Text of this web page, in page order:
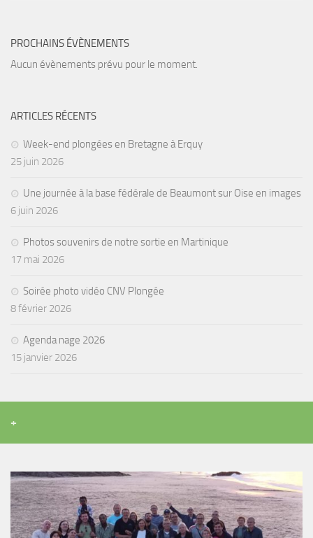
Formations
Photo
Vidéo
Peinture
NAGE
NAP / NEV
Agenda
Les Palmes du Lac
Résultats Compétitions
MATERIEL
Section Matériel
Occasions
PROCHAINS ÉVÈNEMENTS
Aucun évènements prévu pour le moment.
ARTICLES RÉCENTS
Week-end plongées en Bretagne à Erquy
25 juin 2026
Une journée à la base fédérale de Beaumont sur Oise en images
6 juin 2026
Photos souvenirs de notre sortie en Martinique
17 mai 2026
Soirée photo vidéo CNV Plongée
8 février 2026
Agenda nage 2026
15 janvier 2026
+